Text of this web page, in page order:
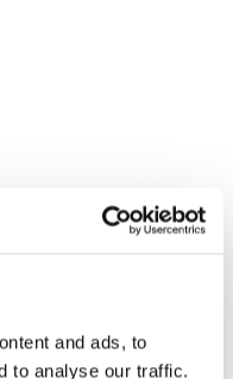
and ads, to
to analyse our traffic.